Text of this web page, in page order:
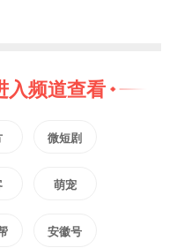
烟日由来、
知识普及到千
各基层医疗机
众、职工开展
题宣讲服务，
入频道查看
微短剧
萌宠
安徽号